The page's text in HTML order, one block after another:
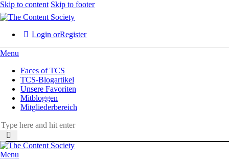
Skip to content Skip to footer
Login orRegister
Menu
Faces of TCS
TCS-Blogartikel
Unsere Favoriten
Mitbloggen
Mitgliederbereich
Menu